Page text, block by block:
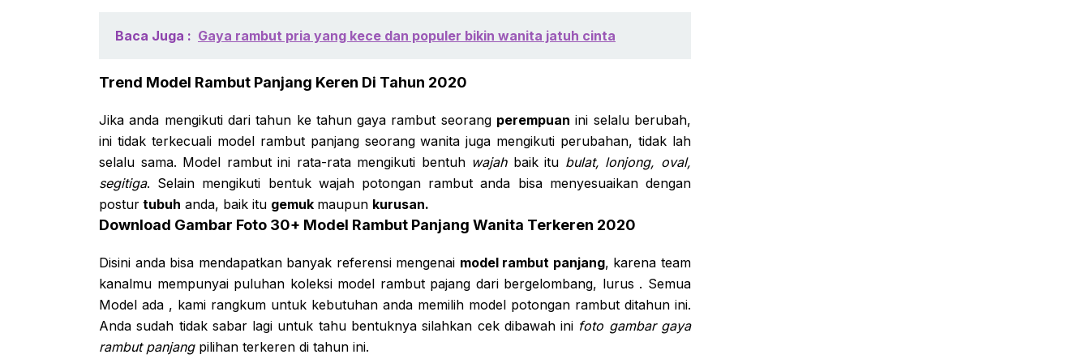
Baca Juga : Gaya rambut pria yang kece dan populer bikin wanita jatuh cinta
Trend Model Rambut Panjang Keren Di Tahun 2020
Jika anda mengikuti dari tahun ke tahun gaya rambut seorang perempuan ini selalu berubah,
ini tidak terkecuali model rambut panjang seorang wanita juga mengikuti perubahan, tidak lah
selalu sama. Model rambut ini rata-rata mengikuti bentuh wajahbaik itu bulat, lonjong, oval,
segitiga. Selain mengikuti bentuk wajah potongan rambut anda bisa menyesuaikan dengan
postur tubuh anda, baik itu gemuk maupun kurusan.
Download Gambar Foto 30+ Model Rambut Panjang Wanita Terkeren 2020
Disini anda bisa mendapatkan banyak referensi mengenai model rambut panjang, karena team
kanalmu mempunyai puluhan koleksi model rambut pajang dari bergelombang, lurus . Semua
Model ada , kami rangkum untuk kebutuhan anda memilih model potongan rambut ditahun ini.
Anda sudah tidak sabar lagi untuk tahu bentuknya silahkan cek dibawah ini foto gambar gaya
rambut panjang pilihan terkeren di tahun ini.